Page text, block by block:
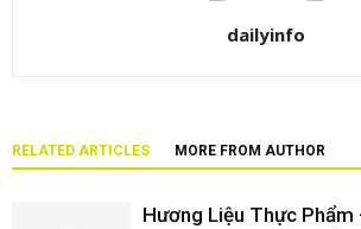
dailyinfo
RELATED ARTICLES MORE FROM AUTHOR
Hương Liệu Thực Phẩm